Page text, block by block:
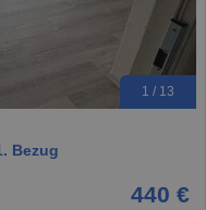
1 / 13
Bezug
440 €